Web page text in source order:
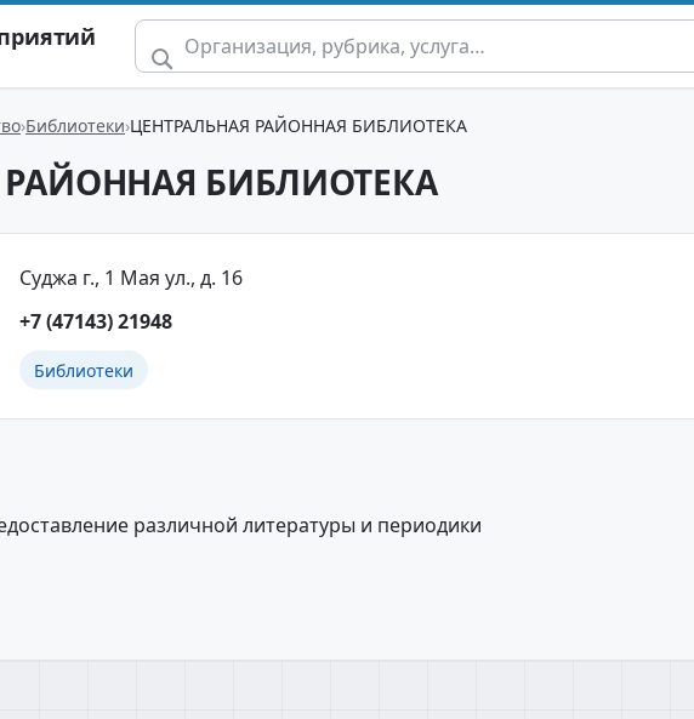
Библиотеки ЦЕНТРАЛЬНАЯ РАЙОННАЯ БИБЛИОТЕКА
БИБЛИОТЕКА
Суджа г., 1 Мая ул., д. 16
+7 (47143) 21948
Библиотеки
различной литературы и периодики